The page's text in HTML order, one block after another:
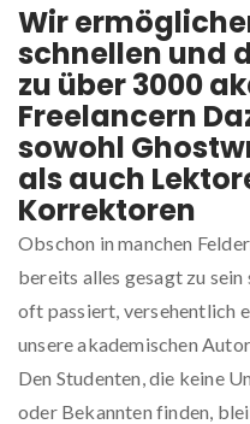
Wir
schnellen und
zu über 3000
Freelancern
sowohl
als auch
Korrektoren
Obschon in manchen
bereits alles gesagt zu sein
oft passiert, versehentlich
unsere akademischen
Den Studenten, die keine
oder Bekannten finden,